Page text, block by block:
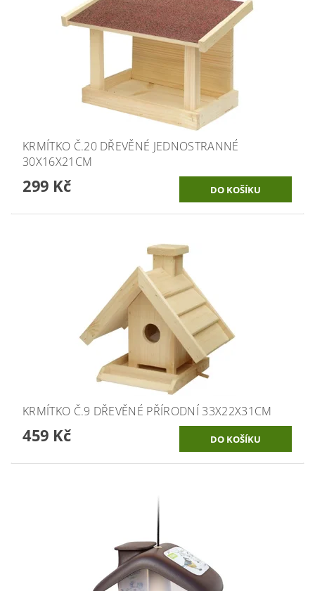
KRMÍTKO Č.20 DŘEVĚNÉ JEDNOSTRANNÉ
30X16X21CM
299 Kč
KRMÍTKO Č.9 DŘEVĚNÉ PŘÍRODNÍ 33X22X31CM
459 Kč